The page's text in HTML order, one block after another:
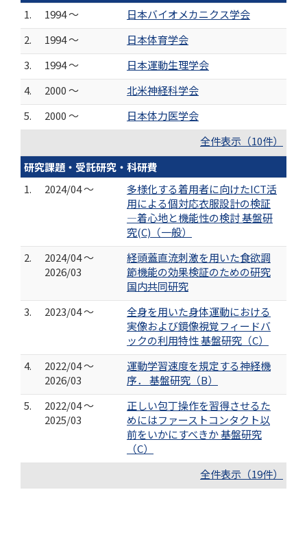
1.
1994 ～
日本バイオメカニクス学会
2.
1994 ～
日本体育学会
3.
1994 ～
日本運動生理学会
4.
2000 ～
北米神経科学会
5.
2000 ～
日本体力医学会
全件表示（10件）
研究課題・受託研究・科研費
1.
2024/04 ～
多様化する着用者に向けたICT活
用による個対応衣服設計の検証
―着心地と機能性の検討 基盤研
究(C)（一般）
2.
2024/04 ～
2026/03
経頭蓋直流刺激を用いた食欲調
節機能の効果検証のための研究
国内共同研究
3.
2023/04 ～
全身を用いた身体運動における
実像および鏡像視覚フィードバ
ックの利用特性 基盤研究（C）
4.
2022/04 ～
2026/03
運動学習速度を規定する神経機
序． 基盤研究（B）
5.
2022/04 ～
2025/03
正しい包丁操作を習得させるた
めにはファーストコンタクト以
前をいかにすべきか 基盤研究
（C）
全件表示（19件）